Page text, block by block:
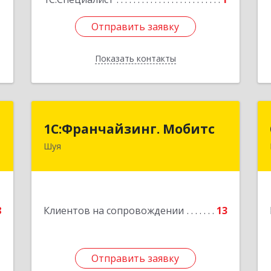
Отправить заявку
Показать контакты
Отправить заявку
Назад
1С:Франчайзинг. Мобитс
Шуя
Клиентов на сопровождении 13
Отправить заявку
1С:Франчайзинг. Мобитс
Отправить заявку